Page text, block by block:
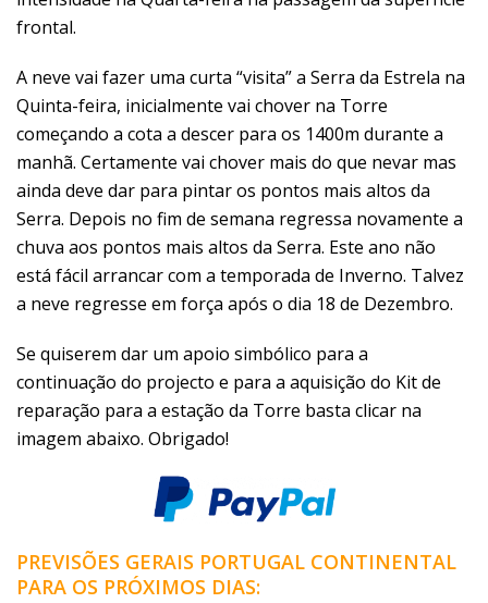
frontal.
A neve vai fazer uma curta “visita” a Serra da Estrela na
Quinta-feira, inicialmente vai chover na Torre
começando a cota a descer para os 1400m durante a
manhã. Certamente vai chover mais do que nevar mas
ainda deve dar para pintar os pontos mais altos da
Serra. Depois no fim de semana regressa novamente a
chuva aos pontos mais altos da Serra. Este ano não
está fácil arrancar com a temporada de Inverno. Talvez
a neve regresse em força após o dia 18 de Dezembro.
Se quiserem dar um apoio simbólico para a
continuação do projecto e para a aquisição do Kit de
reparação para a estação da Torre basta clicar na
imagem abaixo. Obrigado!
PREVISÕES GERAIS PORTUGAL CONTINENTAL
PARA OS PRÓXIMOS DIAS: